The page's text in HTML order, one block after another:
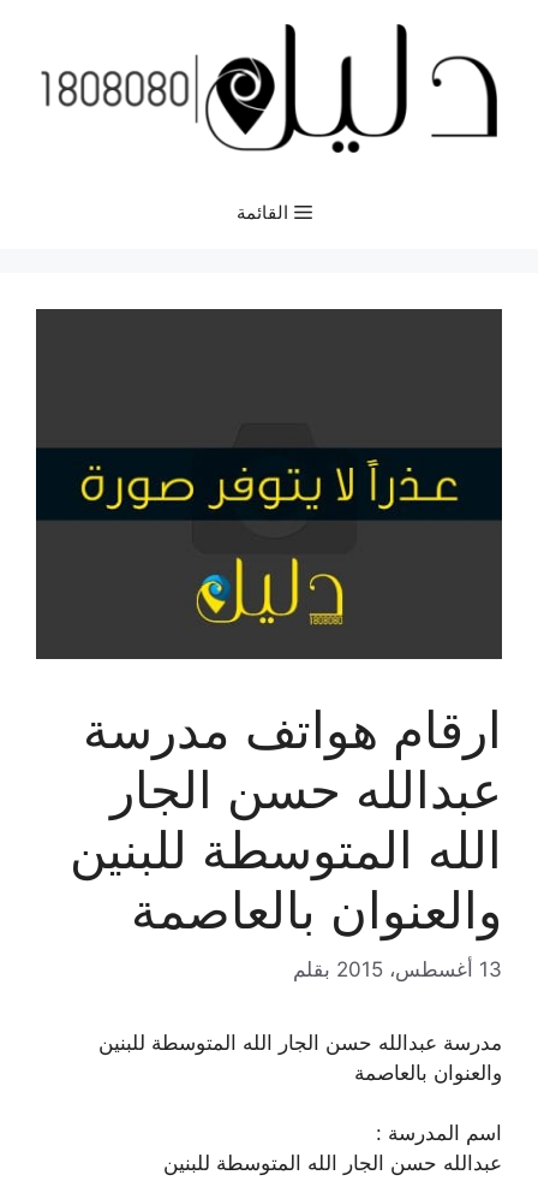
المحتوى
القائمة
ارقام هواتف مدرسة
عبدالله حسن الجار
الله المتوسطة للبنين
والعنوان بالعاصمة
13 أغسطس، 2015 بقلم
مدرسة عبدالله حسن الجار الله المتوسطة للبنين
والعنوان بالعاصمة
اسم المدرسة :
عبدالله حسن الجار الله المتوسطة للبنين